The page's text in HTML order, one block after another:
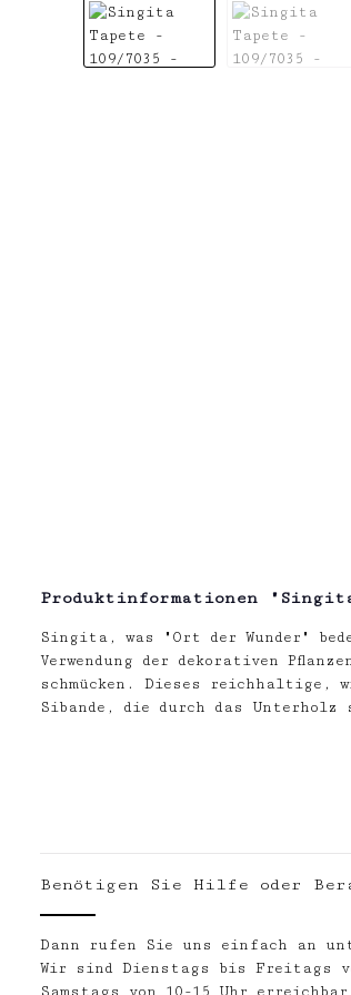
Bildergalerie überspringen
Produktinformationen
Singita, was "Ort der Wunder"
Verwendung der dekorativen
schmücken. Dieses reichhaltige,
Sibande, die durch das
Benötigen Sie Hilfe oder
Dann rufen Sie uns einfach an
Wir sind Dienstags bis Freitags